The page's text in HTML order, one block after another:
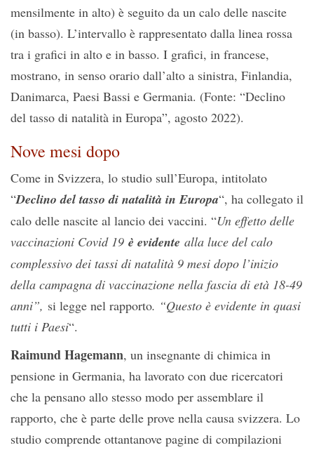
mensilmente in alto) è seguito da un calo delle nascite
(in basso). L’intervallo è rappresentato dalla linea rossa
tra i grafici in alto e in basso. I grafici, in francese,
mostrano, in senso orario dall’alto a sinistra, Finlandia,
Danimarca, Paesi Bassi e Germania. (Fonte: “Declino
del tasso di natalità in Europa”, agosto 2022).
Nove mesi dopo
Come in Svizzera, lo studio sull’Europa, intitolato
“Declino del tasso di natalità in Europa“, ha collegato il
calo delle nascite al lancio dei vaccini. “Un effetto delle
vaccinazioni Covid 19 è evidente alla luce del calo
complessivo dei tassi di natalità 9 mesi dopo l’inizio
della campagna di vaccinazione nella fascia di età 18-49
anni”, si legge nel rapporto. “Questo è evidente in quasi
tutti i Paesi“.
Raimund Hagemann, un insegnante di chimica in
pensione in Germania, ha lavorato con due ricercatori
che la pensano allo stesso modo per assemblare il
rapporto, che è parte delle prove nella causa svizzera. Lo
studio comprende ottantanove pagine di compilazioni